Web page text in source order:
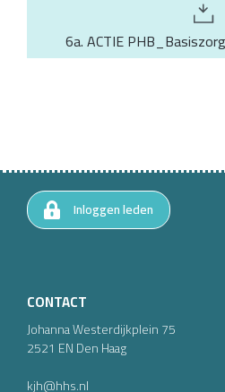
6a. ACTIE
CONTACT
Johanna Westerdijkplein75
2521 ENDen Haag
kjh@hhs.nl
Inloggen leden